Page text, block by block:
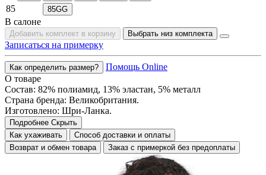
85 85GG
В салоне
Добавить комплект в корзину Выбрать низ комплекта
Записаться на примерку
Как определить размер?
Помощь Online
О товаре
Состав: 82% полиамид, 13% эластан, 5% металл
Страна бренда: Великобритания.
Изготовлено: Шри-Ланка.
Подробнее Скрыть
Как ухаживать
Способ доставки и оплаты
Возврат и обмен товара
Заказ с примеркой без предоплаты